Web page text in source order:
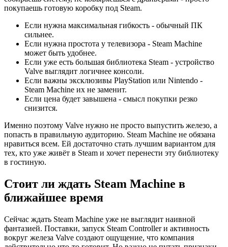
покупаешь готовую коробку под Steam.
Если нужна максимальная гибкость - обычный ПК
сильнее.
Если нужна простота у телевизора - Steam Machine
может быть удобнее.
Если уже есть большая библиотека Steam - устройство
Valve выглядит логичнее консоли.
Если важны эксклюзивы PlayStation или Nintendo -
Steam Machine их не заменит.
Если цена будет завышена - смысл покупки резко
снизится.
Именно поэтому Valve нужно не просто выпустить железо, а
попасть в правильную аудиторию. Steam Machine не обязана
нравиться всем. Ей достаточно стать лучшим вариантом для
тех, кто уже живёт в Steam и хочет перенести эту библиотеку
в гостиную.
Стоит ли ждать Steam Machine в
ближайшее время
Сейчас ждать Steam Machine уже не выглядит наивной
фантазией. Поставки, запуск Steam Controller и активность
вокруг железа Valve создают ощущение, что компания